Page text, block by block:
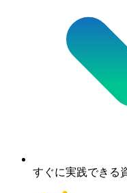
すぐに実践できる